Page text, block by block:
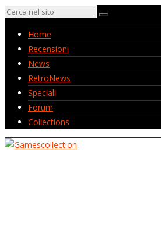
Home
Recensioni
News
RetroNews
Speciali
Forum
Collections